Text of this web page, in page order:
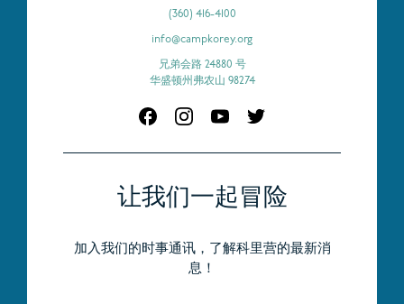
让我们一起冒险
加入我们的时事通讯，了解科里营的最新消
息！
(360) 416-4100
info@campkorey.org
兄弟会路 24880 号
华盛顿州弗农山 98274